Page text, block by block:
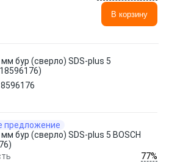
В корзину
бур (сверло) SDS-plus 5
предложение
бур (сверло) SDS-plus 5 BOSCH
77%